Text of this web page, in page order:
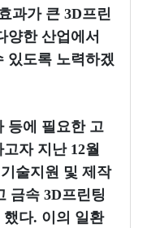
과가 큰 3D프린
양한 산업에서
있도록 노력하겠
등에 필요한 고
자 지난 12월
술지원 및 제작
금속 3D프린팅
다. 이의 일환